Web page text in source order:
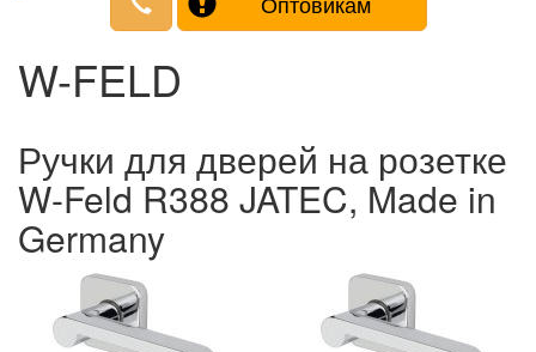
W-FELD
Ручки для дверей на розетке
W-Feld R388 JATEC, Made in
Germany